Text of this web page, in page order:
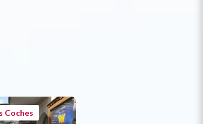
Coches